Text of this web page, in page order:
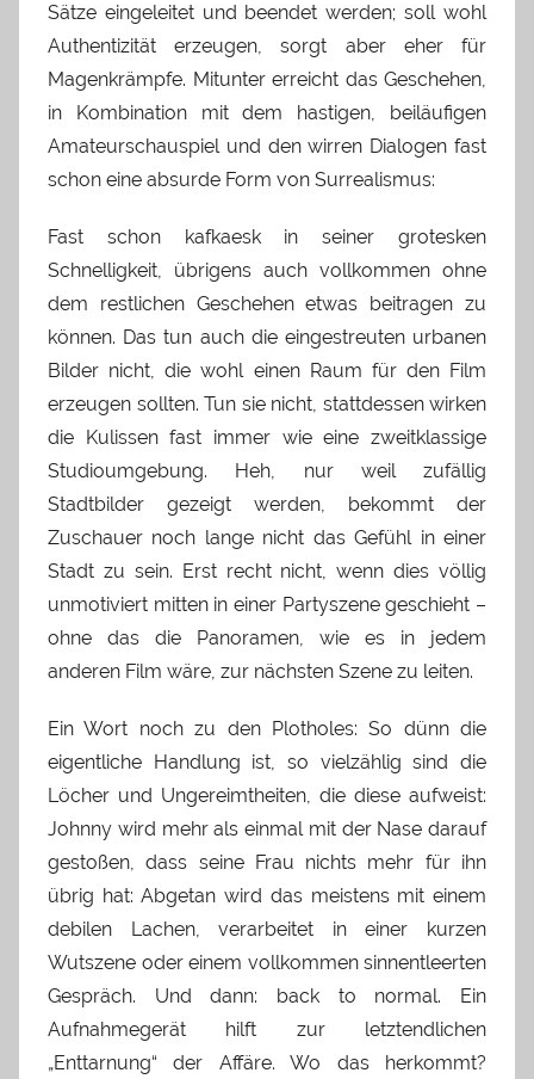
Sätze eingeleitet und beendet werden; soll wohl
Authentizität erzeugen, sorgt aber eher für
Magenkrämpfe. Mitunter erreicht das Geschehen,
in Kombination mit dem hastigen, beiläufigen
Amateurschauspiel und den wirren Dialogen fast
schon eine absurde Form von Surrealismus:
Fast schon kafkaesk in seiner grotesken
Schnelligkeit, übrigens auch vollkommen ohne
dem restlichen Geschehen etwas beitragen zu
können. Das tun auch die eingestreuten urbanen
Bilder nicht, die wohl einen Raum für den Film
erzeugen sollten. Tun sie nicht, stattdessen wirken
die Kulissen fast immer wie eine zweitklassige
Studioumgebung. Heh, nur weil zufällig
Stadtbilder gezeigt werden, bekommt der
Zuschauer noch lange nicht das Gefühl in einer
Stadt zu sein. Erst recht nicht, wenn dies völlig
unmotiviert mitten in einer Partyszene geschieht –
ohne das die Panoramen, wie es in jedem
anderen Film wäre, zur nächsten Szene zu leiten.
Ein Wort noch zu den Plotholes: So dünn die
eigentliche Handlung ist, so vielzählig sind die
Löcher und Ungereimtheiten, die diese aufweist:
Johnny wird mehr als einmal mit der Nase darauf
gestoßen, dass seine Frau nichts mehr für ihn
übrig hat: Abgetan wird das meistens mit einem
debilen Lachen, verarbeitet in einer kurzen
Wutszene oder einem vollkommen sinnentleerten
Gespräch. Und dann: back to normal. Ein
Aufnahmegerät hilft zur letztendlichen
„Enttarnung“ der Affäre. Wo das herkommt?